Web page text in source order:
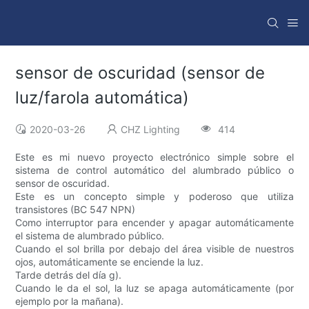
sensor de oscuridad (sensor de
luz/farola automática)
2020-03-26 CHZ Lighting 414
Este es mi nuevo proyecto electrónico simple sobre el
sistema de control automático del alumbrado público o
sensor de oscuridad.
Este es un concepto simple y poderoso que utiliza
transistores (BC 547 NPN)
Como interruptor para encender y apagar automáticamente
el sistema de alumbrado público.
Cuando el sol brilla por debajo del área visible de nuestros
ojos, automáticamente se enciende la luz.
Tarde detrás del día g).
Cuando le da el sol, la luz se apaga automáticamente (por
ejemplo por la mañana).